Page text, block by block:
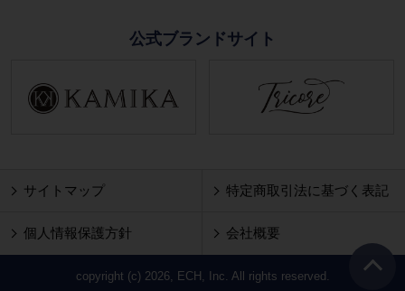
公式ブランドサイト
サイトマップ 特定商取引法に基づく表記
個人情報保護方針 会社概要
copyright (c) 2026, ECH, Inc. All rights reserved.